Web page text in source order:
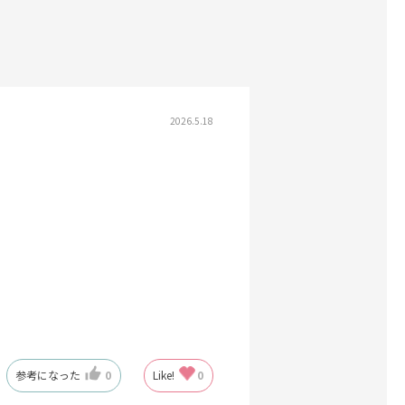
2026.5.18
参考になった 0 Like! 0